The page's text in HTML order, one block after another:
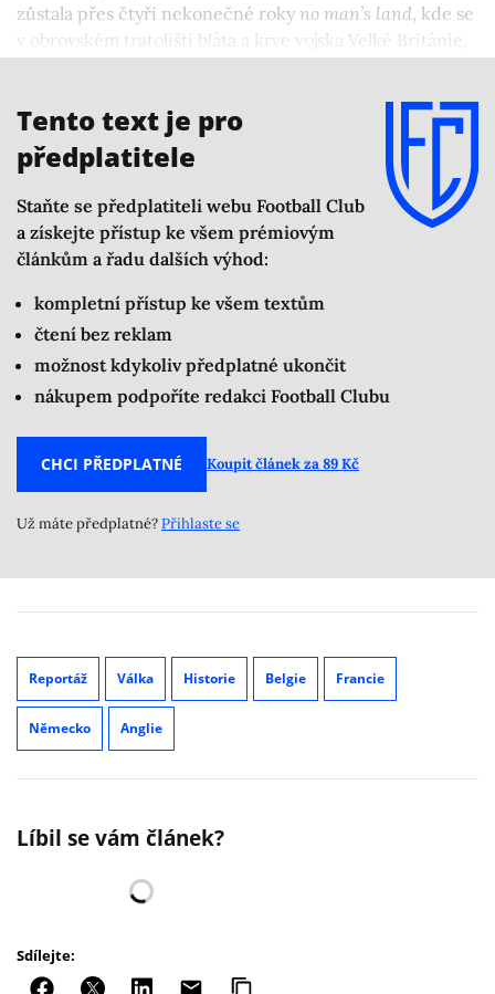
zůstala přes čtyři nekonečné roky no man’s land, kde se
v obrovském tratolišti bláta a krve vojska Velké Británie,
Tento text je pro
předplatitele
Staňte se předplatiteli webu Football Club
a získejte přístup ke všem prémiovým
článkům a řadu dalších výhod:
kompletní přístup ke všem textům
čtení bez reklam
možnost kdykoliv předplatné ukončit
nákupem podpoříte redakci Football Clubu
CHCI PŘEDPLATNÉ Koupit článek za 89 Kč
Už máte předplatné?Přihlaste se
Reportáž Válka Historie Belgie Francie
Německo Anglie
Líbil se vám článek?
Sdílejte: